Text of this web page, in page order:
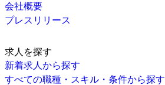
会社概要
プレスリリース
求人を探す
新着求人から探す
すべての職種・スキル・条件から探す